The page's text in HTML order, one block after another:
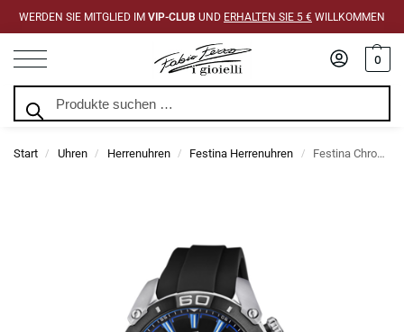
WERDEN SIE MITGLIED IM VIP-CLUB UND ERHALTEN SIE 5 € WILLKOMMEN
0
Start / Uhren / Herrenuhren / Festina Herrenuhren / Festina Chrono Bike Schwarz Gummi 45,5 mm Uhr